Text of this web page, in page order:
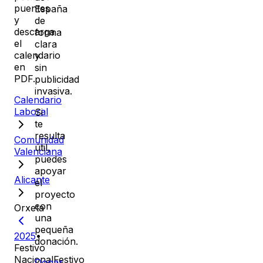
puentes
y
descarga
el
calendario
en
PDF.
Calendario
Laboral
Comunidad
Valenciana
Alicante
Orxeta
2025•
Festivo
NacionalFestivo
España
de
forma
clara
y
sin
publicidad
invasiva.
Si
te
resulta
útil,
puedes
apoyar
el
proyecto
con
una
pequeña
donación.